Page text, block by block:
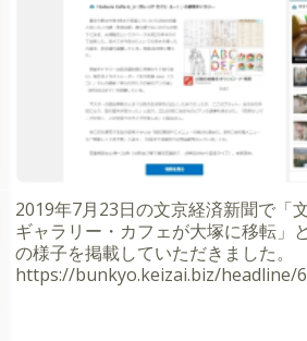
2019年7月23日の文京経済新聞で「
ギャラリー・カフェが大塚に移転」
の様子を掲載していただきました。
https://bunkyo.keizai.biz/headline/